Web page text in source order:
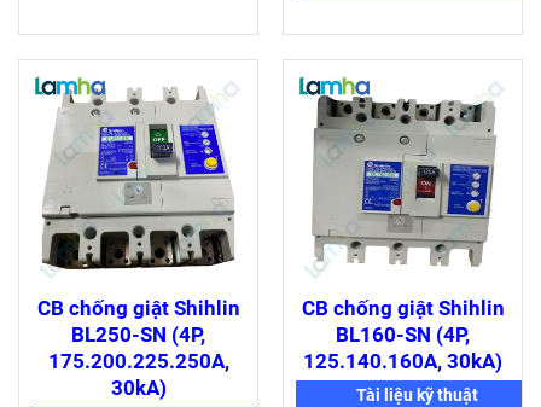
CB chống giật Shihlin
BL250-SN (4P,
175.200.225.250A,
30kA)
CB chống giật Shihlin
BL160-SN (4P,
125.140.160A, 30kA)
Tài liệu kỹ thuật